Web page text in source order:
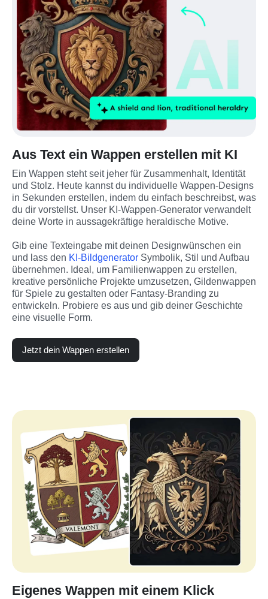
Aus Text ein Wappen erstellen mit KI
Ein Wappen steht seit jeher für Zusammenhalt, Identität
und Stolz. Heute kannst du individuelle Wappen-Designs
in Sekunden erstellen, indem du einfach beschreibst, was
du dir vorstellst. Unser KI-Wappen-Generator verwandelt
deine Worte in aussagekräftige heraldische Motive.
Gib eine Texteingabe mit deinen Designwünschen ein
und lass den KI-Bildgenerator Symbolik, Stil und Aufbau
übernehmen. Ideal, um Familienwappen zu erstellen,
kreative persönliche Projekte umzusetzen, Gildenwappen
für Spiele zu gestalten oder Fantasy-Branding zu
entwickeln. Probiere es aus und gib deiner Geschichte
eine visuelle Form.
Jetzt dein Wappen erstellen
Eigenes Wappen mit einem Klick